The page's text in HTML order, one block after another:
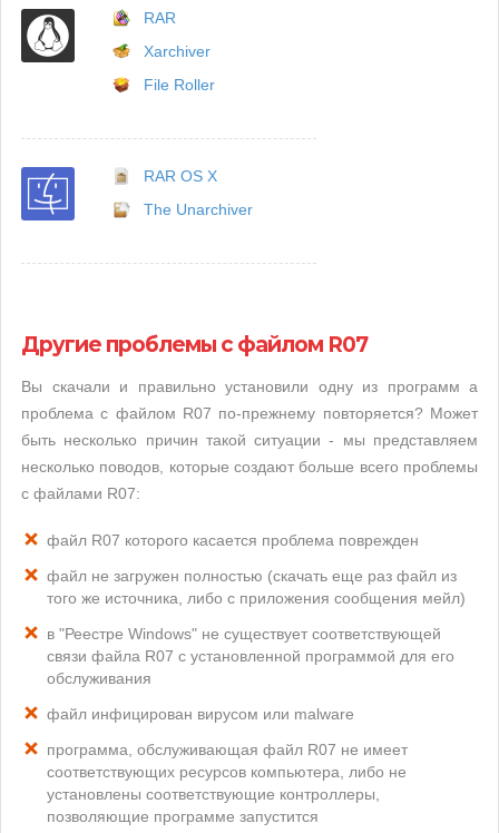
RAR
Xarchiver
File Roller
RAR OS X
The Unarchiver
Другие проблемы с файлом R07
Вы скачали и правильно установили одну из программ а
проблема с файлом R07 по-прежнему повторяется? Может
быть несколько причин такой ситуации - мы представляем
несколько поводов, которые создают больше всего проблемы
с файлами R07:
файл R07 которого касается проблема поврежден
файл не загружен полностью (скачать еще раз файл из
того же источника, либо с приложения сообщения мейл)
в "Реестре Windows" не существует соответствующей
связи файла R07 с установленной программой для его
обслуживания
файл инфицирован вирусом или malware
программа, обслуживающая файл R07 не имеет
соответствующих ресурсов компьютера, либо не
установлены соответствующие контроллеры,
позволяющие программе запустится